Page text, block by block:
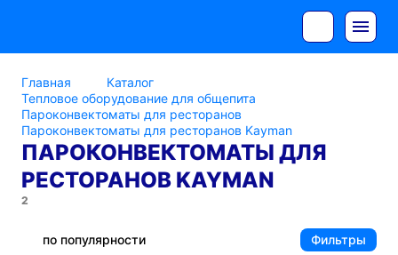
Главная
Каталог
Тепловое оборудование для общепита
Пароконвектоматы для ресторанов
Пароконвектоматы для ресторанов Kayman
ПАРОКОНВЕКТОМАТЫ ДЛЯ
РЕСТОРАНОВ KAYMAN
2
по популярности Фильтры